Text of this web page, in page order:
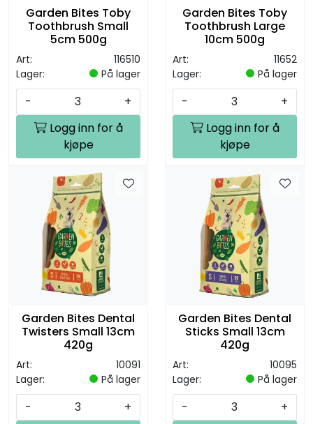
Garden Bites Toby
Toothbrush Small
5cm 500g
Art:
116510
Lager:
På lager
-
+
Logg inn for å
kjøpe
Garden Bites Toby
Toothbrush Large
10cm 500g
Art:
11652
Lager:
På lager
-
+
Logg inn for å
kjøpe
Garden Bites Dental
Twisters Small 13cm
420g
Art:
10091
Lager:
På lager
-
+
Garden Bites Dental
Sticks Small 13cm
420g
Art:
10095
Lager:
På lager
-
+